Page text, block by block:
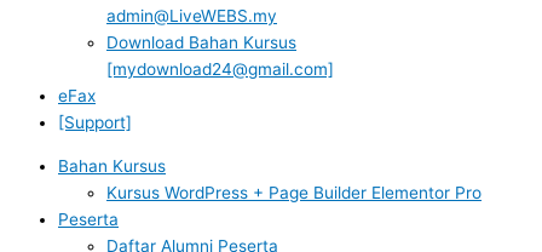
admin@LiveWEBS.my
Download Bahan Kursus
[mydownload24@gmail.com]
eFax
[Support]
Bahan Kursus
Kursus WordPress + Page Builder Elementor Pro
Peserta
Daftar Alumni Peserta